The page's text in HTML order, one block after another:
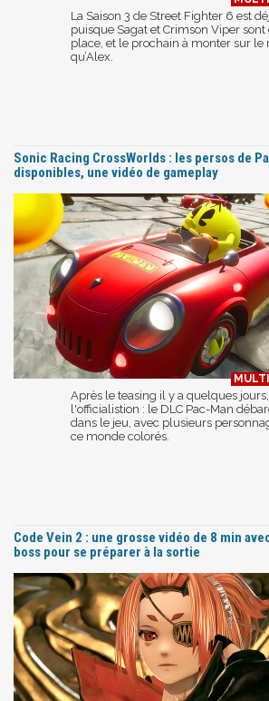
La Saison 3 de Street Fighter 6 est
puisque Sagat et Crimson Viper
place, et le prochain à monter sur le
qu’Alex.
Sonic Racing CrossWorlds : les persos de
disponibles, une vidéo de gameplay
Après le teasing il y a quelques
l'officialistion : le DLC Pac-Man
dans le jeu, avec plusieurs
ce monde colorés.
Code Vein 2 : une grosse vidéo de 8 min
boss pour se préparer à la sortie